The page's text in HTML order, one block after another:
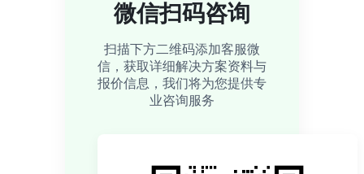
微信扫码咨询
扫描下方二维码添加客服微
信，获取详细解决方案资料与
报价信息，我们将为您提供专
业咨询服务